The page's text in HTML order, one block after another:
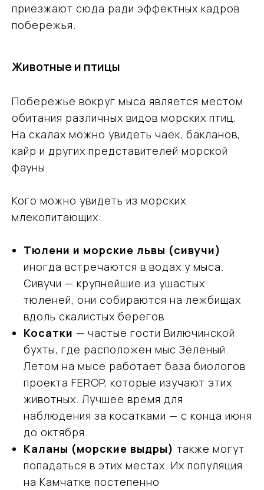
приезжают сюда ради эффектных кадров
побережья.
Животные и птицы
Побережье вокруг мыса является местом
обитания различных видов морских птиц.
На скалах можно увидеть чаек, бакланов,
кайр и других представителей морской
фауны.
Кого можно увидеть из морских
млекопитающих:
Тюлени и морские львы (сивучи)
иногда встречаются в водах у мыса.
Сивучи — крупнейшие из ушастых
тюленей, они собираются на лежбищах
вдоль скалистых берегов
Косатки — частые гости Вилючинской
бухты, где расположен мыс Зелёный.
Летом на мысе работает база биологов
проекта FEROP, которые изучают этих
животных. Лучшее время для
наблюдения за косатками — с конца июня
до октября.
Каланы (морские выдры) также могут
попадаться в этих местах. Их популяция
на Камчатке постепенно